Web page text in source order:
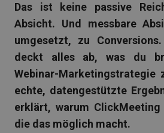
Das ist keine passive
Absicht. Und messbare
umgesetzt, zu
deckt alles ab, was du
Webinar-Marketingstrategie
echte, datengestützte
erklärt, warum
die das möglich macht.